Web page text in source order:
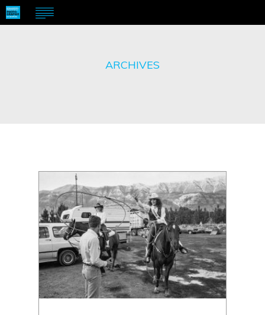
ARCHIVES